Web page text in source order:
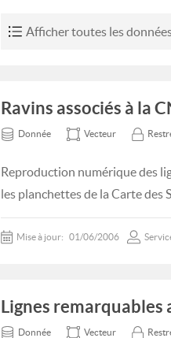
Afficher toutes les
Ravins associés à la
Donnée Vecteur
Reproduction numérique des
les planchettes de la Carte des
Mise à jour: 01/06/2006
Lignes remarquables
Donnée Vecteur